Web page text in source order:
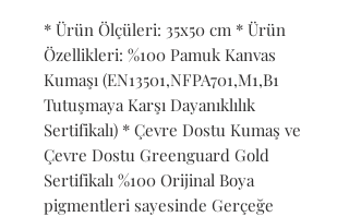
* Ürün Ölçüleri: 35x50 cm * Ürün
Özellikleri: %100 Pamuk Kanvas
Kumaşı (EN13501,NFPA701,M1,B1
Tutuşmaya Karşı Dayanıklılık
Sertifikalı) * Çevre Dostu Kumaş ve
Çevre Dostu Greenguard Gold
Sertifikalı %100 Orijinal Boya
pigmentleri sayesinde Gerçeğe